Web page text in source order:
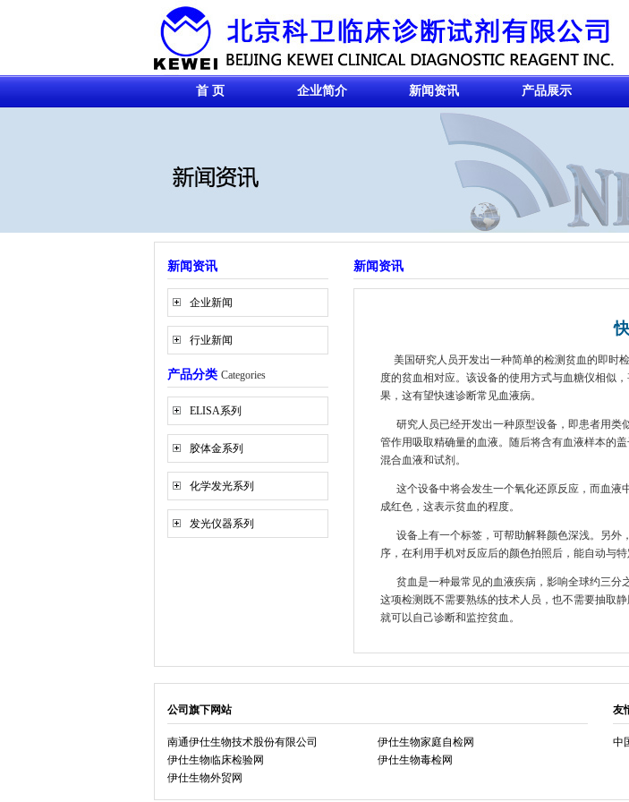
首 页 企业简介 新闻资讯 产品展示
新闻资讯
企业新闻
行业新闻
产品分类 Categories
ELISA系列
胶体金系列
化学发光系列
发光仪器系列
新闻资讯
美国研究人员开发出一种简单的检测贫血的即时
度的贫血相对应。该设备的使用方式与血糖仪相似
果，这有望快速诊断常见血液病。
研究人员已经开发出一种原型设备，即患者用类
管作用吸取精确量的血液。随后将含有血液样本的
混合血液和试剂。
这个设备中将会发生一个氧化还原反应，而血液
成红色，这表示贫血的程度。
设备上有一个标签，可帮助解释颜色深浅。另外
序，在利用手机对反应后的颜色拍照后，能自动与
贫血是一种最常见的血液疾病，影响全球约三分
这项检测既不需要熟练的技术人员，也不需要抽取
就可以自己诊断和监控贫血。
公司旗下网站
南通伊仕生物技术股份有限公司
伊仕生物家庭自检网
伊仕生物临床检验网
伊仕生物毒检网
伊仕生物外贸网
友
中